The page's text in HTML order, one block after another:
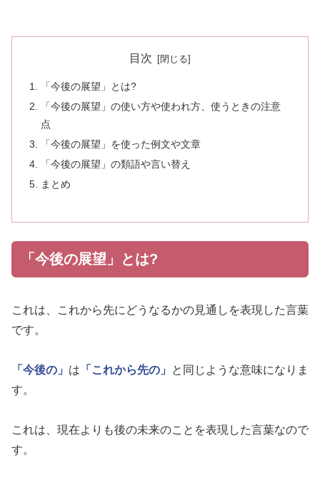
目次
「今後の展望」とは?
「今後の展望」の使い方や使われ方、使うときの注意
点
「今後の展望」を使った例文や文章
「今後の展望」の類語や言い替え
まとめ
「今後の展望」とは?
これは、これから先にどうなるかの見通しを表現した言葉
です。
「今後の」 は 「これから先の」
と同じような意味になりま
す。
これは、現在よりも後の未来のことを表現した言葉なので
す。